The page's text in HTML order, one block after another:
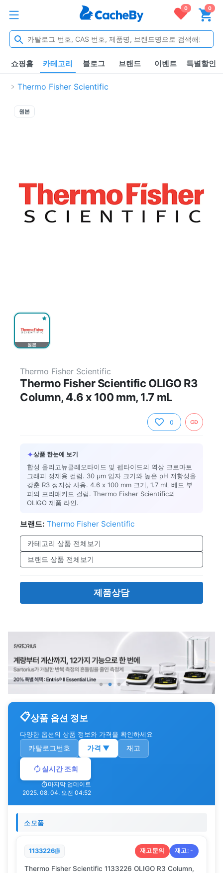
0 0
쇼핑홈 카테고리 블로그 브랜드 이벤트 특별할인
Thermo Fisher Scientific
원본
원본
Thermo Fisher Scientific
Thermo Fisher Scientific OLIGO R3
Column, 4.6 x 100 mm, 1.7 mL
0
✦상품 한눈에 보기
합성 올리고뉴클레오타이드 및 펩타이드의 역상 크로마토
그래피 정제용 컬럼. 30 μm 입자 크기와 높은 pH 저항성을
갖춘 R3 정지상 사용. 4.6 x 100 mm 크기, 1.7 mL 베드 부
피의 프리패키드 컬럼. Thermo Fisher Scientific의
OLIGO 제품 라인.
브랜드: Thermo Fisher Scientific
카테고리 상품 전체보기
브랜드 상품 전체보기
제품상담
상품 옵션 정보
다양한 옵션의 상품 정보와 가격을 확인하세요
카탈로그번호 가격 ▼ 재고
실시간 조회
마지막 업데이트
2025. 08. 04. 오전 04:52
소모품
1133226 재고문의 재고:-
Thermo Fisher Scientific 1133226 OLIGO R3 Column,